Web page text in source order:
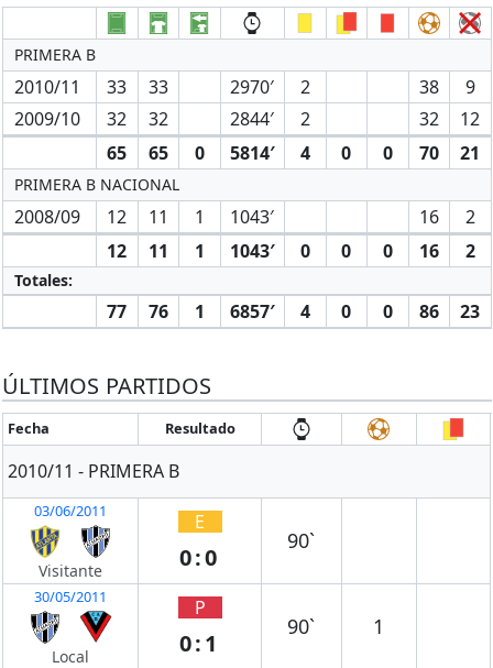
PRIMERA B
2010/11 33 33 2970′ 2 38
9
2009/10
32 32 2844′ 2 32
12
65
65 0 5814′ 4 0 0 70 21
PRIMERA B NACIONAL
2008/09 12 11 1 1043′ 16
2
12
11 1 1043′ 0 0 0 16 2
Totales:
77 76 1 6857′ 4 0 0 86 23
ÚLTIMOS PARTIDOS
Fecha Resultado
2010/11 - PRIMERA B
03/06/2011
Visitante
E
0:0
90`
30/05/2011
Local
P
0:1
90` 1